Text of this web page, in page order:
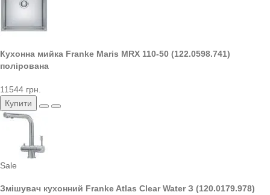
Кухонна мийка Franke Maris MRX 110-50 (122.0598.741)
полірована
11544 грн.
Купити
Sale
Змішувач кухонний Franke Atlas Clear Water З (120.0179.978)